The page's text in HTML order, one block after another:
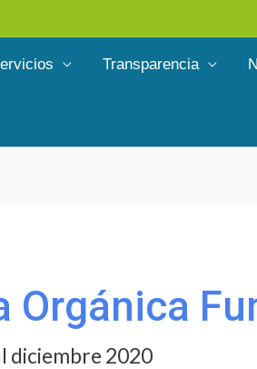
Transparencia
Orgánica
diciembre 2020